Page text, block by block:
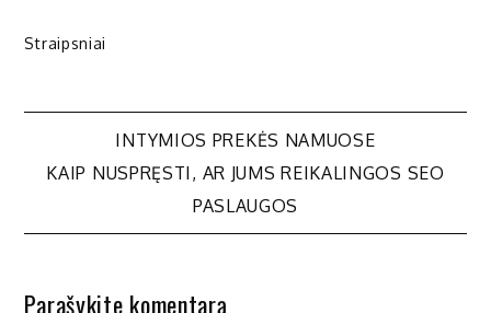
Straipsniai
Navigacija
INTYMIOS PREKĖS NAMUOSE
KAIP NUSPRĘSTI, AR JUMS REIKALINGOS SEO
PASLAUGOS
Parašykite komentarą